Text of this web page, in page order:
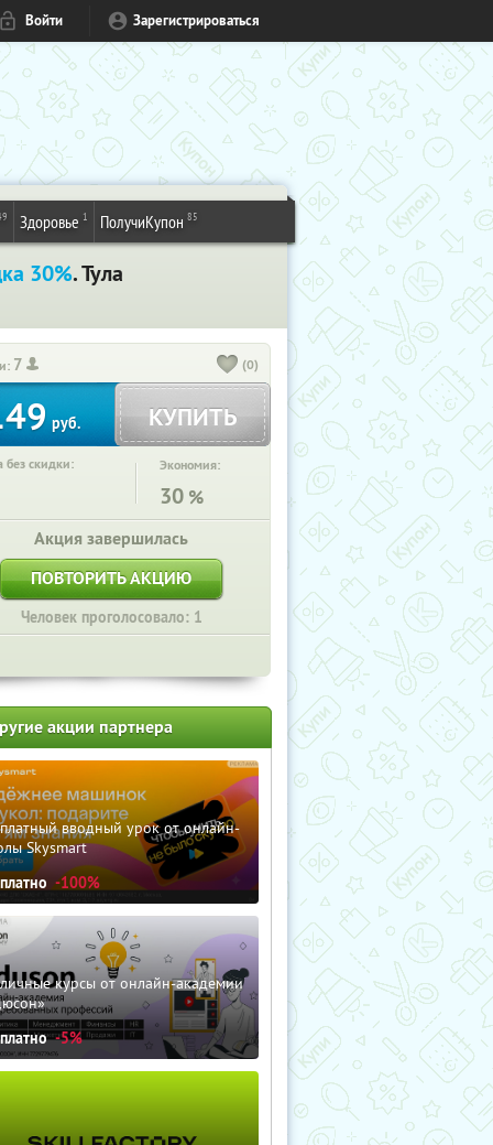
Войти Зарегистрироваться
Здоровье 1 ПолучиКупон 85
30%. Тула
7 (0)
руб. КУПИТЬ
без скидки: Экономия:
30 %
Акция завершилась
ПОВТОРИТЬ АКЦИЮ
Человек проголосовало: 1
акции партнера
вводный урок от онлайн-
Skysmart
-100%
курсы от онлайн-академии
-5%